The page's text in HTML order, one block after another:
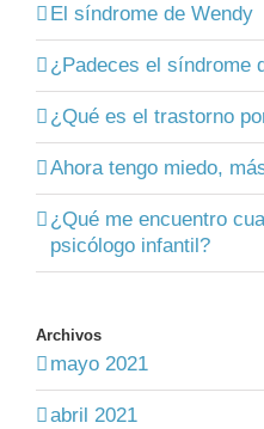
El síndrome de Wendy
¿Padeces el síndrome
¿Qué es el trastorno
Ahora tengo miedo,
¿Qué me encuentro
psicólogo infantil?
Archivos
mayo 2021
abril 2021